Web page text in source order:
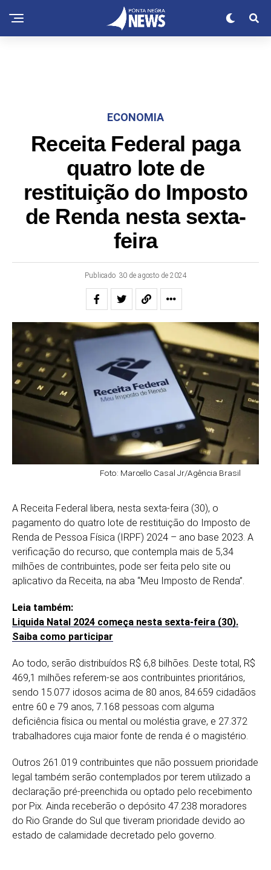
ECONOMIA
Receita Federal paga
quatro lote de
restituição do Imposto
de Renda nesta sexta-
feira
Publicado 30 de agosto de 2024
Foto: Marcello Casal Jr/Agência Brasil
A Receita Federal libera, nesta sexta-feira (30), o
pagamento do quatro lote de restituição do Imposto de
Renda de Pessoa Física (IRPF) 2024 – ano base 2023. A
verificação do recurso, que contempla mais de 5,34
milhões de contribuintes, pode ser feita pelo site ou
aplicativo da Receita, na aba “Meu Imposto de Renda”.
Leia também:
Liquida Natal 2024 começa nesta sexta-feira (30).
Saiba como participar
Ao todo, serão distribuídos R$ 6,8 bilhões. Deste total, R$
469,1 milhões referem-se aos contribuintes prioritários,
sendo 15.077 idosos acima de 80 anos, 84.659 cidadãos
entre 60 e 79 anos, 7.168 pessoas com alguma
deficiência física ou mental ou moléstia grave, e 27.372
trabalhadores cuja maior fonte de renda é o magistério.
Outros 261.019 contribuintes que não possuem prioridade
legal também serão contemplados por terem utilizado a
declaração pré-preenchida ou optado pelo recebimento
por Pix. Ainda receberão o depósito 47.238 moradores
do Rio Grande do Sul que tiveram prioridade devido ao
estado de calamidade decretado pelo governo.